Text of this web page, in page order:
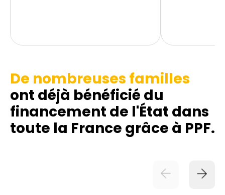
De nombreuses familles
ont déjà bénéficié du
financement de l'État dans
toute la France grâce à PPF.